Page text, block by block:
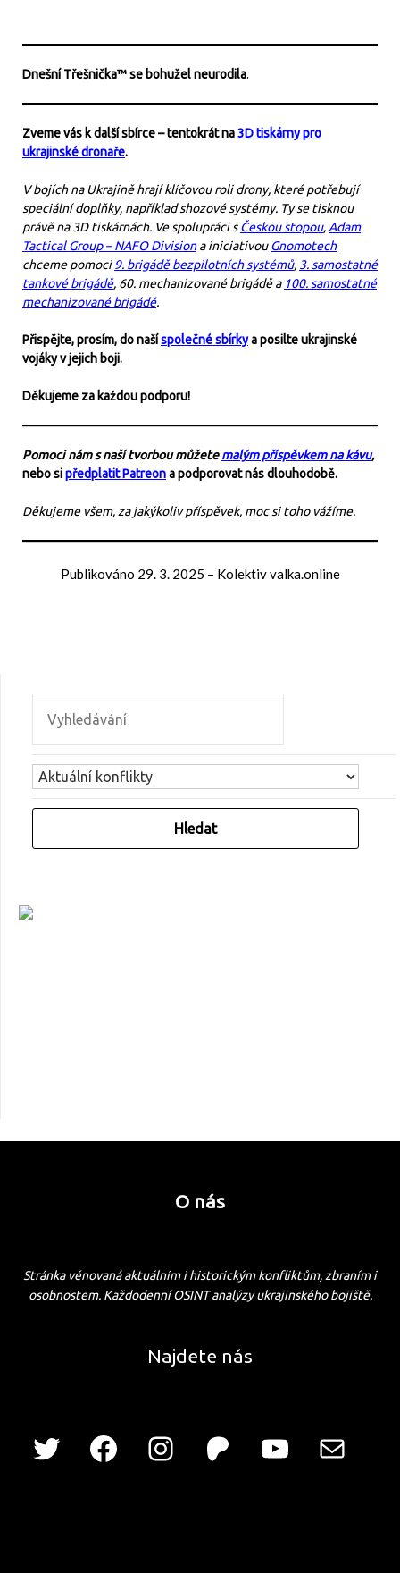
Dnešní Třešnička™ se bohužel neurodila.
Zveme vás k další sbírce – tentokrát na3D tiskárny pro
ukrajinské dronaře.
V bojích na Ukrajině hrají klíčovou roli drony, které potřebují
speciální doplňky, například shozové systémy. Ty se tisknou
právě na 3D tiskárnách. Ve spolupráci sČeskou stopou, Adam
Tactical Group – NAFO Divisiona iniciativouGnomotech
chceme pomoci 9. brigádě bezpilotních systémů, 3. samostatné
tankové brigádě, 60. mechanizované brigádě a 100. samostatné
mechanizované brigádě.
Přispějte, prosím, do našíspolečné sbírkya posilte ukrajinské
vojáky v jejich boji.
Děkujeme za každou podporu!
Pomoci nám s naší tvorbou můžetemalým příspěvkem na kávu,
nebo sipředplatit Patreona podporovat nás dlouhodobě.
Děkujeme všem, za jakýkoliv příspěvek, moc si toho vážíme.
Publikováno 29. 3. 2025 – Kolektiv valka.online
O nás
Stránka věnovaná aktuálním i historickým konfliktům, zbraním i
osobnostem. Každodenní OSINT analýzy ukrajinského bojiště.
Najdete nás